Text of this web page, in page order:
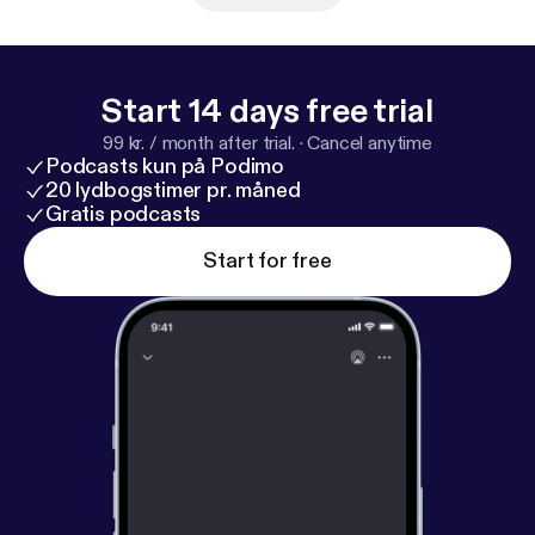
Start 14 days free trial
99 kr. / month after trial. ·Cancel anytime
Podcasts kun på Podimo
20 lydbogstimer pr. måned
Gratis podcasts
Start for free